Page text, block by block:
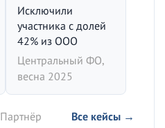
Исключили
участника с долей
42% из ООО
Центральный ФО,
весна 2025
Партнёр Все кейсы →